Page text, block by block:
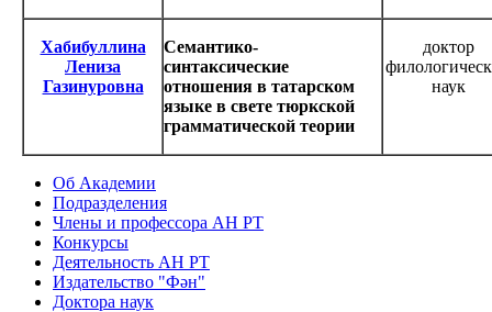
Хабибуллина
Лениза
Газинуровна
Семантико-
синтаксические
отношения в татарском
языке в свете тюркской
грамматической теории
доктор
наук
Об Академии
Подразделения
Члены и профессора АН РТ
Конкурсы
Деятельность АН РТ
Издательство "Фән"
Доктора наук